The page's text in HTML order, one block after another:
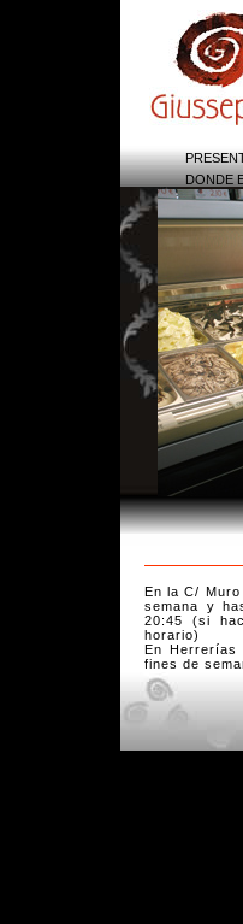
RewriteEngine on
DONDE
En la C/
semana y
20:45 (si
horario)
En Herrerías
fines de